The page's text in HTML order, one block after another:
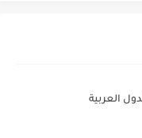
العربية